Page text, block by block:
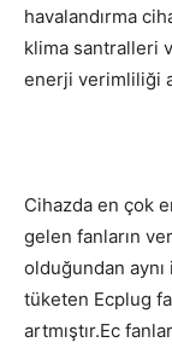
havalandırma
klima santralleri
enerji verimliliği
Cihazda en çok
gelen fanların
olduğundan
tüketen Ecplug
artmıştır.Ec